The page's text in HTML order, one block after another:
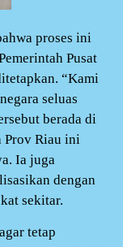
proses ini
Pusat
“Kami
seluas
berada di
Prov Riau ini
Ia juga
dengan
sekitar.
tetap